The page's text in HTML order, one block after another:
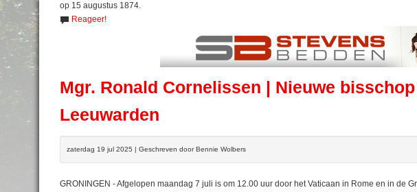
op 15 augustus 1874.
Reageer!
Mgr. Ronald Cornelissen | Nieuwe
Leeuwarden
zaterdag 19 jul 2025 | Geschreven door Bennie Wolbers
GRONINGEN - Afgelopen maandag 7 juli is om 12.00 uur door het Vaticaan in Rome en in de